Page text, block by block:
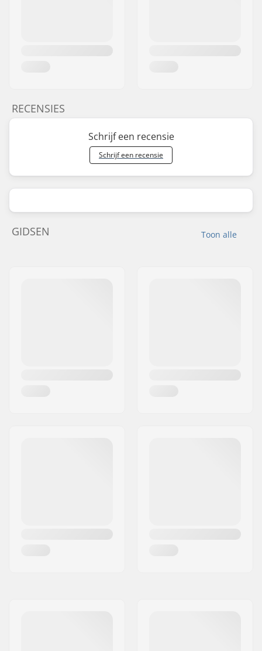
RECENSIES
Schrijf een recensie
Schrijf een recensie
Toon alle
GIDSEN